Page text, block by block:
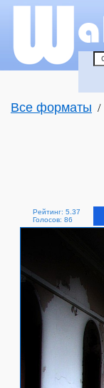
Все форматы /
Рейтинг: 5.37
Голосов: 86